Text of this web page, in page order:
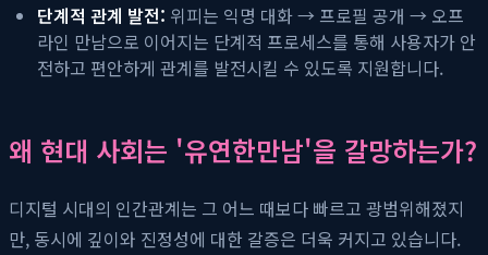
단계적 관계 발전: 위피는 익명 대화 → 프로필 공개 → 오프
라인 만남으로 이어지는 단계적 프로세스를 통해 사용자가 안
전하고 편안하게 관계를 발전시킬 수 있도록 지원합니다.
왜 현대 사회는 '유연한만남'을 갈망하는가?
디지털 시대의 인간관계는 그 어느 때보다 빠르고 광범위해졌지
만, 동시에 깊이와 진정성에 대한 갈증은 더욱 커지고 있습니다.